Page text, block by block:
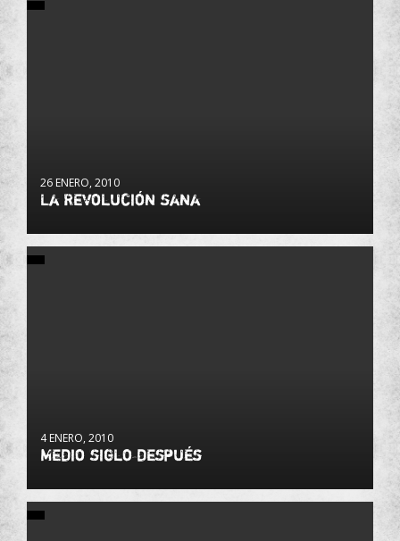
26 ENERO, 2010
La Revolución sana
4 ENERO, 2010
Medio siglo después